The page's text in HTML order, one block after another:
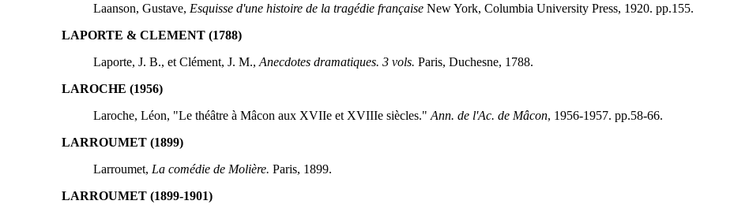
Laanson, Gustave, Esquisse d'une histoire de la tragédie françaiseNew York, Columbia University Press, 1920. pp.155.
LAPORTE & CLEMENT (1788)
Laporte, J. B., et Clément, J. M., Anecdotes dramatiques. 3 vols. Paris, Duchesne, 1788.
LAROCHE (1956)
Laroche, Léon, "Le théâtre à Mâcon aux XVIIe et XVIIIe siècles." Ann. de l'Ac. de Mâcon, 1956-1957. pp.58-66.
LARROUMET (1899)
Larroumet, La comédie de Molière. Paris, 1899.
LARROUMET (1899-1901)